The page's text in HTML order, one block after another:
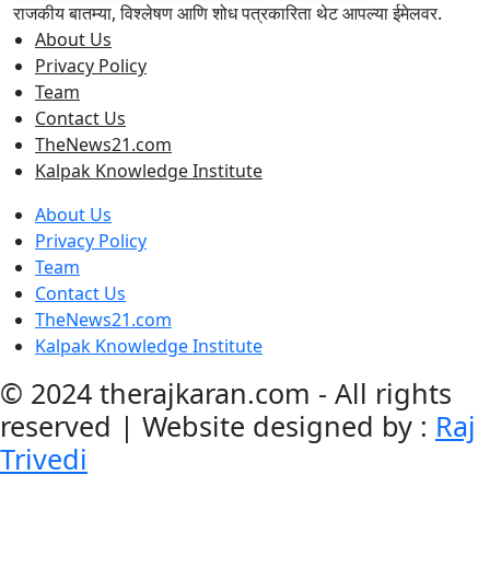
राजकीय बातम्या, विश्लेषण आणि शोध पत्रकारिता थेट आपल्या ईमेलवर.
About Us
Privacy Policy
Team
Contact Us
TheNews21.com
Kalpak Knowledge Institute
About Us
Privacy Policy
Team
Contact Us
TheNews21.com
Kalpak Knowledge Institute
© 2024 therajkaran.com - All rights
reserved | Website designed by : Raj
Trivedi